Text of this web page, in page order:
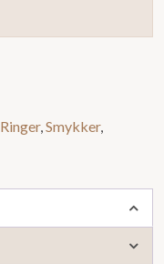
Ringer,Smykker,